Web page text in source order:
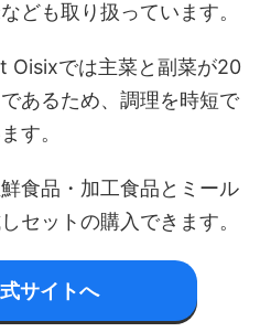
ども取り扱っています。
Oisixでは主菜と副菜が20
あるため、調理を時短で
す。
食品・加工食品とミール
セットの購入できます。
サイトへ